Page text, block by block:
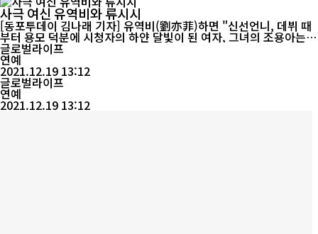
사극 여신 유역비와 류시시
[동포투데이 김나래 기자] 유역비(劉亦菲)하면 "신선언니, 데뷔 때
부터 용모 덕분에 시청자의 하얀 달빛이 된 여자, 그녀의 조용아는
발랄하고 사랑스러우며, 그녀의 용녀는 차갑고 부드러우며, 인간적
인 인기를 잃지 않아 마치 김용 소설 속 용녀였던 것 같다. 유역비가
뜨고 난 뒤에는 유역비와 같은 여배우들이 우후죽순으로 등장했지만
류시시(劉詩詩)를 제외하고 누구도 유역비와 비교할 수 없었다. ...
글로벌라이프
연예
2021.12.19 13:12
글로벌라이프
연예
2021.12.19 13:12